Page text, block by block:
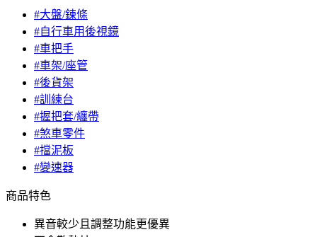
#大盤/鍊條
#自行車用後視鏡
#車把手
#車架/座管
#後貨架
#訓練台
#握把套/纏帶
#煞車零件
#擋泥板
#變速器
商品特色
異音較少且調整功能更優異